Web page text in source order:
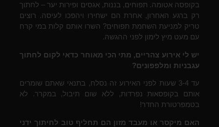
בקופסה אטומה. תפוחים, בננות, אגסים ופירות יער – לחתוך
רק ברגע האחרון, אחרת הם ישחירו ויהפכו לעיסה. רוצים
טריק למניעת השחמת תפוחים? השרו אותם קלות במי קרח
עם מעט מיץ לימון לפני ההגשה.
יש לי אירוע צהריים, מתי הכי מאוחר כדאי לקום לחתוך
עגבניות ומלפפונים?
עד 3-4 שעות לפני האירוע זה נסלח, בתנאי שאתם שומרים
אותם בקופסאות נפרדות, ללא שום תיבול, במקרר. לא
בטמפרטורת החדר!
האם מיקסר או מעבד מזון הם תחליף טוב לחיתוך ידני